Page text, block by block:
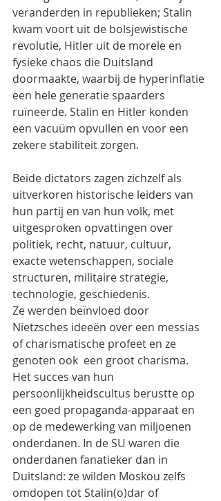
veranderden in republieken; Stalin
kwam voort uit de bolsjewistische
revolutie, Hitler uit de morele en
fysieke chaos die Duitsland
doormaakte, waarbij de hyperinflatie
een hele generatie spaarders
ruïneerde. Stalin en Hitler konden
een vacuüm opvullen en voor een
zekere stabiliteit zorgen.
Beide dictators zagen zichzelf als
uitverkoren historische leiders van
hun partij en van hun volk, met
uitgesproken opvattingen over
politiek, recht, natuur, cultuur,
exacte wetenschappen, sociale
structuren, militaire strategie,
technologie, geschiedenis.
Ze werden beïnvloed door
Nietzsches ideeën over een messias
of charismatische profeet en ze
genoten ook  een groot charisma.
Het succes van hun
persoonlijkheidscultus berustte op
een goed propaganda-apparaat en
op de medewerking van miljoenen
onderdanen. In de SU waren die
onderdanen fanatieker dan in
Duitsland: ze wilden Moskou zelfs
omdopen tot Stalin(o)dar of